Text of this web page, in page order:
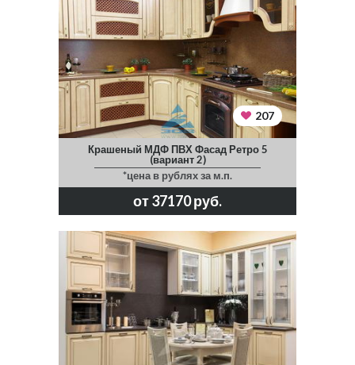
207
Крашеный МДФ ПВХ Фасад Ретро 5
(вариант 2)
*цена в рублях за м.п.
от 37170 руб.